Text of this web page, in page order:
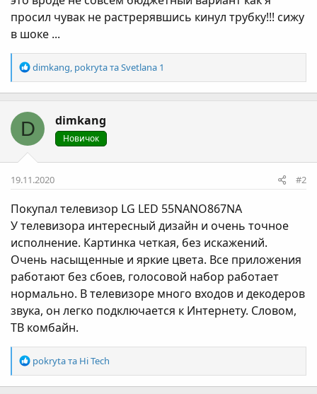
просил чувак не растрерявшись кинул трубку!!! сижу
в шоке ...
Р
е
а
ц
і
ї
dimkang, pokrytaтаSvetlana 1
D dimkang
Новичок
19.11.2020 #2
Покупал телевизор LG LED 55NANO867NA
У телевизора интересный дизайн и очень точное
исполнение. Картинка четкая, без искажений.
Очень насыщенные и яркие цвета. Все приложения
работают без сбоев, голосовой набор работает
нормально. В телевизоре много входов и декодеров
звука, он легко подключается к Интернету. Словом,
ТВ комбайн.
Р
е
а
pokrytaта Hi Tech